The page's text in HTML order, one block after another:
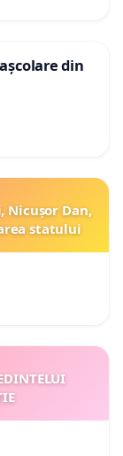
din
Nicușor Dan,
statului